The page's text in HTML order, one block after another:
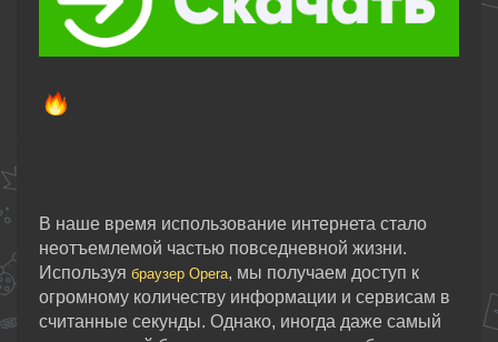
В наше время использование интернета стало
неотъемлемой частью повседневной жизни.
Используя браузер Opera, мы получаем доступ к
огромному количеству информации и сервисам в
считанные секунды. Однако, иногда даже самый